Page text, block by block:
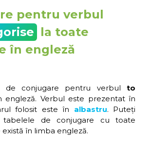
pentru verbul
la toate
în engleză
de conjugare pentru verbul to
engleză. Verbul este prezentat în
folosit este în albastru. Puteți
de conjugare cu toate
în limba engleză.